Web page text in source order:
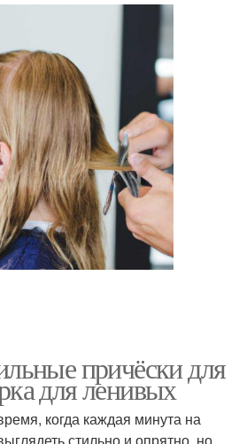
причёски для
для ленивых
когда каждая минута на
стильно и опрятно, но